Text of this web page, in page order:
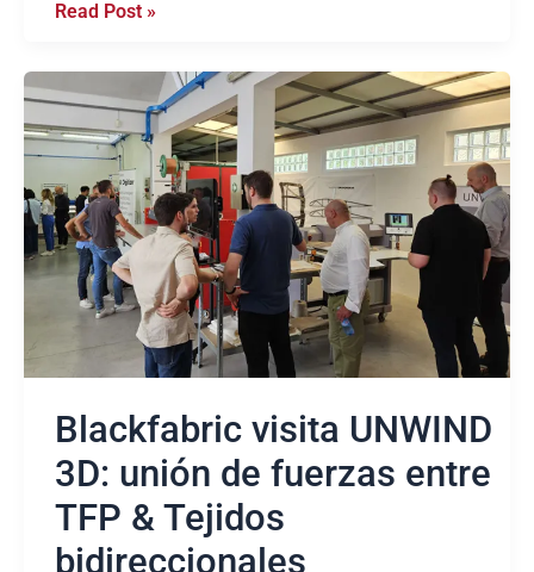
Read Post »
Blackfabric visita UNWIND
3D: unión de fuerzas entre
TFP & Tejidos
bidireccionales
visita
UNWIND
3D:
unión
de
fuerzas
entre
TFP
bidireccionales